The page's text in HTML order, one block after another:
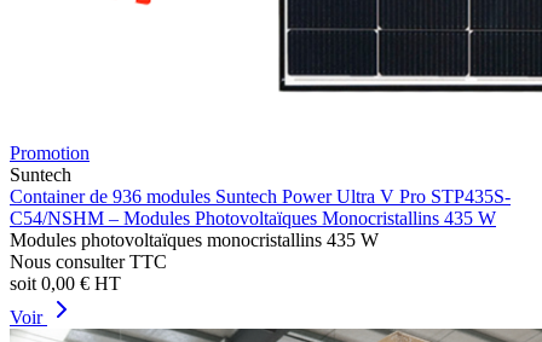
Promotion
Suntech
Container de 936 modules Suntech Power Ultra V Pro STP435S-
C54/NSHM – Modules Photovoltaïques Monocristallins 435 W
Modules photovoltaïques monocristallins 435 W
Nous consulter TTC
soit 0,00 € HT
Voir